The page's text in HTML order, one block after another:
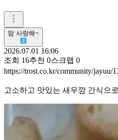
맘 사랑해~
2026.07.01 16:06
조회 16추천 0스크랩 0
https://trost.co.kr/community/jayuu/
고소하고 맛있는 새우깡 간식으